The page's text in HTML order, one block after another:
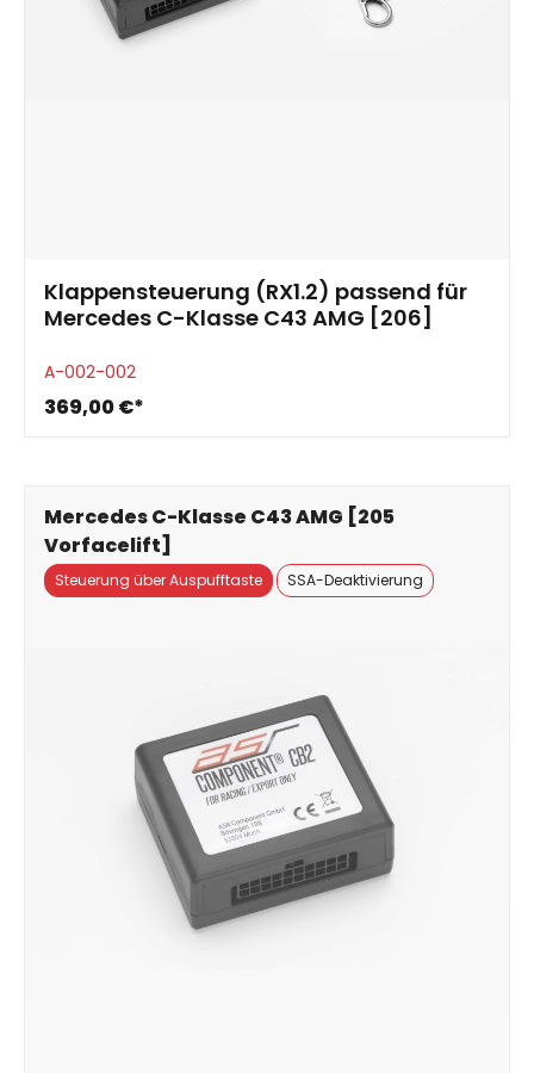
Klappensteuerung (RX1.2) passend für
Mercedes C-Klasse C43 AMG [206]
A-002-002
369,00 €*
Mercedes C-Klasse C43 AMG [205
Vorfacelift]
Steuerung über Auspufftaste SSA-Deaktivierung